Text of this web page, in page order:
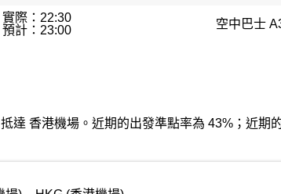
實際：22:30
預計：23:00
空中巴士
達 香港機場。近期的出發準點率為 43%；近期